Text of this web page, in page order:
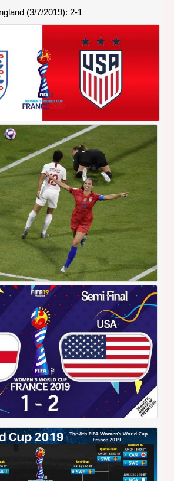
World
(3/7/2019): 2-1